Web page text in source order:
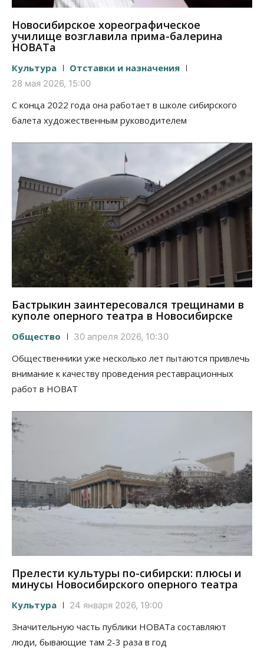
Новосибирское хореографическое
училище возглавила прима-балерина
НОВАТа
Культура Отставки и назначения
28 мая 2026, 15:00
С конца 2022 года она работает в школе сибирского
балета художественным руководителем
Бастрыкин заинтересовался трещинами в
куполе оперного театра в Новосибирске
Общество 30 апреля 2026, 10:30
Общественники уже несколько лет пытаются привлечь
внимание к качеству проведения реставрационных
работ в НОВАТ
Прелести культуры по-сибирски: плюсы и
минусы Новосибирского оперного театра
Культура 24 января 2026, 19:00
Значительную часть публики НОВАТа составляют
люди, бывающие там 2-3 раза в год